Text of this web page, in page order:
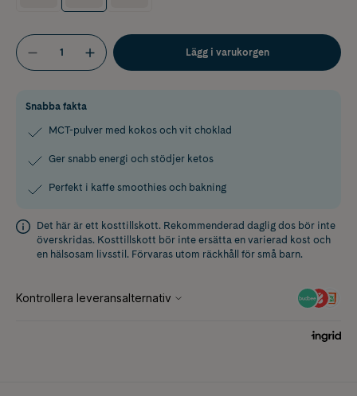
Lägg i varukorgen
Snabba fakta
MCT-pulver med kokos och vit choklad
Ger snabb energi och stödjer ketos
Perfekt i kaffe smoothies och bakning
Det här är ett kosttillskott. Rekommenderad daglig dos bör inte
överskridas. Kosttillskott bör inte ersätta en varierad kost och
en hälsosam livsstil. Förvaras utom räckhåll för små barn.